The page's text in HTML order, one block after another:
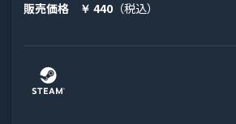
販売価格 ￥ 440 （税込）